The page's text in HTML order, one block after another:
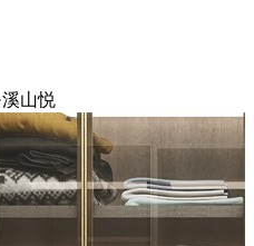
溪山悦